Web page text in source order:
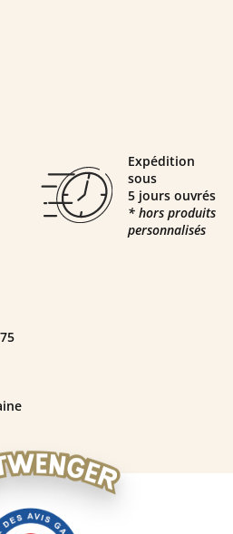
Expédition
sous
5 jours ouvrés
* hors produits
personnalisés